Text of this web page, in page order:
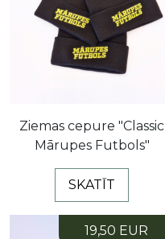
Ziemas cepure "Classic
Mārupes Futbols"
SKATĪT
19,50 EUR